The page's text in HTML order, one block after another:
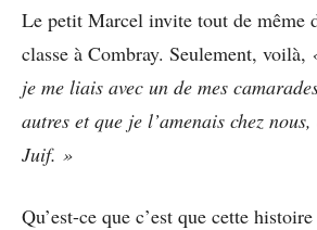
Le petit Marcel invite tout de même
classe à Combray. Seulement, voilà,
je me liais avec un de mes
autres et que je l’amenais chez
Juif. »
Qu’est-ce que c’est que cette